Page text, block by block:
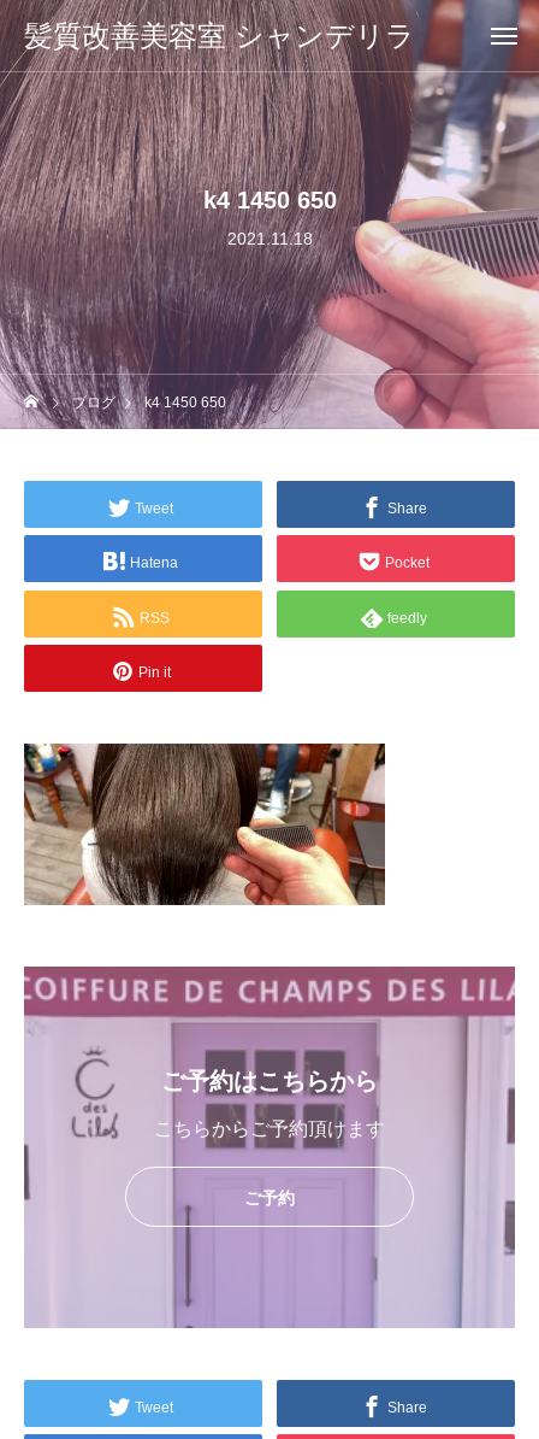
髪質改善美容室 シャンデリラ
k4 1450 650
2021.11.18
ブログ k4 1450 650
Tweet Share
Hatena Pocket
RSS feedly
Pin it
ご予約はこちらから
こちらからご予約頂けます
ご予約
Tweet Share